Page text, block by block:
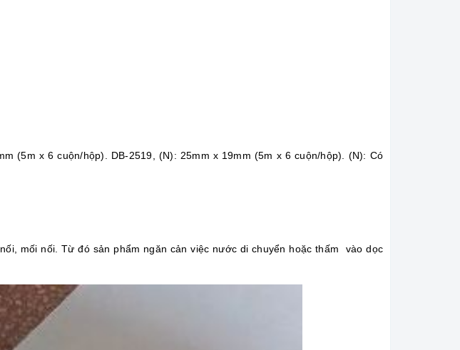
(5m x 6 cuộn/hộp). DB-2519, (N): 25mm x 19mm (5m x 6 cuộn/hộp). (N): Có
mối nối. Từ đó sản phẩm ngăn cản việc nước di chuyển hoặc thấm vào dọc